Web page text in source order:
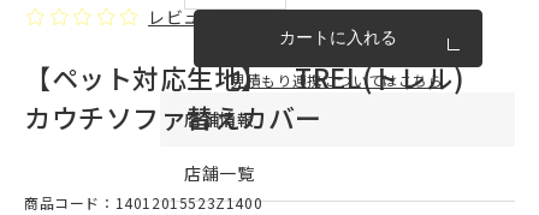
カートに入れる
見積もり連携についてはこちら
店舗情報
店舗一覧
レビューを書く
【ペット対応生地】 TREL(トレル)
カウチソファ替えカバー
商品コード：14012015523Z1400